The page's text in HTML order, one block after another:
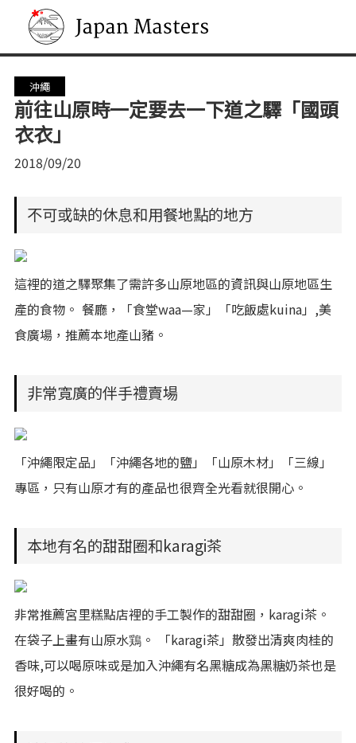
Japan Masters
沖繩
前往山原時一定要去一下道之驛「國頭
衣衣」
2018/09/20
不可或缺的休息和用餐地點的地方
這裡的道之驛聚集了需許多山原地區的資訊與山原地區生
產的食物。 餐廳，「食堂waa—家」「吃飯處kuina」,美
食廣場，推薦本地產山豬。
非常寬廣的伴手禮賣場
「沖繩限定品」「沖繩各地的鹽」「山原木材」「三線」
專區，只有山原才有的產品也很齊全光看就很開心。
本地有名的甜甜圈和karagi茶
非常推薦宮里糕點店裡的手工製作的甜甜圈，karagi茶。
在袋子上畫有山原水鶏。 「karagi茶」散發出清爽肉桂的
香味,可以喝原味或是加入沖繩有名黑糖成為黑糖奶茶也是
很好喝的。